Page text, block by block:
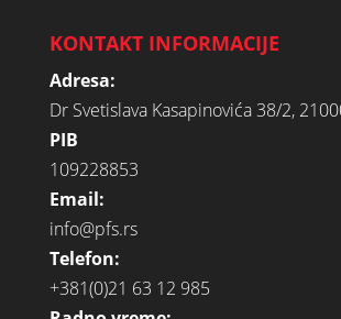
KONTAKT INFORMACIJE
Adresa:
Dr Svetislava Kasapinovića 38/2,
PIB
109228853
Email:
info@pfs.rs
Telefon:
+381(0)21 63 12 985